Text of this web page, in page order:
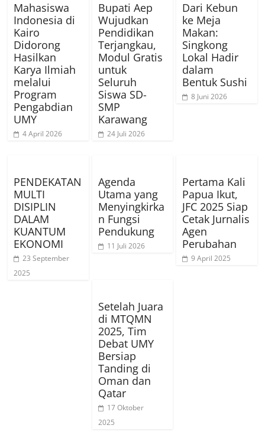
Mahasiswa
Indonesia di
Kairo
Didorong
Hasilkan
Karya Ilmiah
melalui
Program
Pengabdian
UMY
4 April 2026
Bupati Aep
Wujudkan
Pendidikan
Terjangkau,
Modul Gratis
untuk
Seluruh
Siswa SD-
SMP
Karawang
24 Juli 2026
Dari Kebun
ke Meja
Makan:
Singkong
Lokal Hadir
dalam
Bentuk Sushi
8 Juni 2026
PENDEKATAN
MULTI
DISIPLIN
DALAM
KUANTUM
EKONOMI
23 September
2025
Agenda
Utama yang
Menyingkirka
n Fungsi
Pendukung
11 Juli 2026
Pertama Kali
Papua Ikut,
JFC 2025 Siap
Cetak Jurnalis
Agen
Perubahan
9 April 2025
Setelah Juara
di MTQMN
2025, Tim
Debat UMY
Bersiap
Tanding di
Oman dan
Qatar
17 Oktober
2025